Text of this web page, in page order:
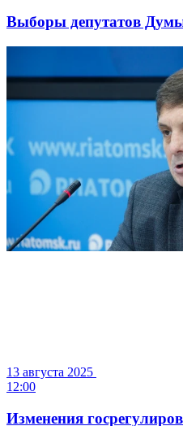
Выборы депутатов
13 августа 2025
12:00
Изменения